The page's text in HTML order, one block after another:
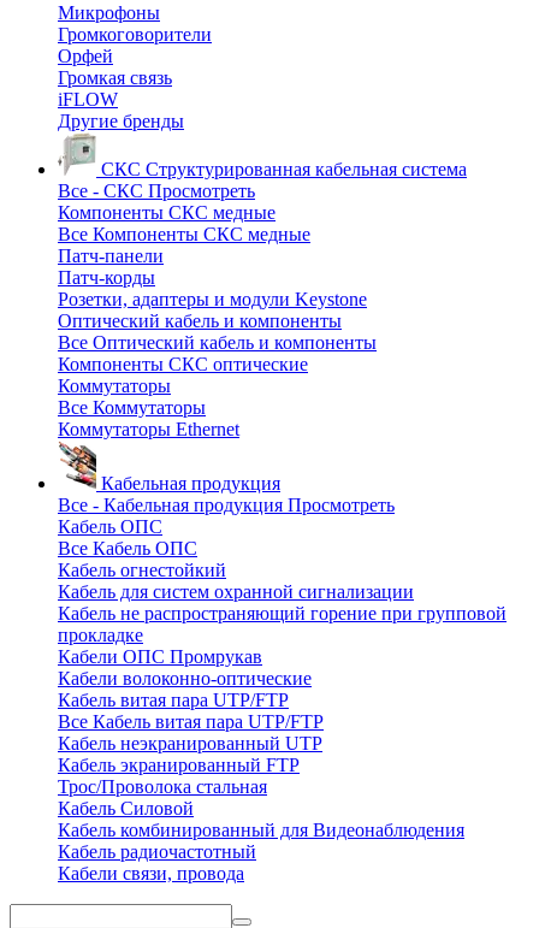
Микрофоны
Громкоговорители
Орфей
Громкая связь
iFLOW
Другие бренды
СКС Структурированная кабельная система
Все - СКС Просмотреть
Компоненты СКС медные
Все Компоненты СКС медные
Патч-панели
Патч-корды
Розетки, адаптеры и модули Keystone
Оптический кабель и компоненты
Все Оптический кабель и компоненты
Компоненты СКС оптические
Коммутаторы
Все Коммутаторы
Коммутаторы Ethernet
Кабельная продукция
Все - Кабельная продукция Просмотреть
Кабель ОПС
Все Кабель ОПС
Кабель огнестойкий
Кабель для систем охранной сигнализации
Кабель не распространяющий горение при групповой
прокладке
Кабели ОПС Промрукав
Кабели волоконно-оптические
Кабель витая пара UTP/FTP
Все Кабель витая пара UTP/FTP
Кабель неэкранированный UTP
Кабель экранированный FTP
Трос/Проволока стальная
Кабель Силовой
Кабель комбинированный для Видеонаблюдения
Кабель радиочастотный
Кабели связи, провода